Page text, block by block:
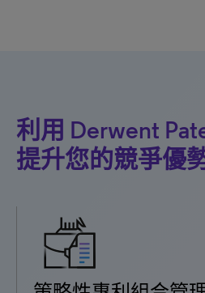
利用 Derwent
提升您的競爭優